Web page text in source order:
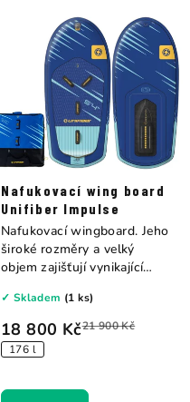
Nafukovací wing board
Unifiber Impulse
18 800 Kč21 900 Kč
176 l
✓ Skladem (1 ks)
Nafukovací wingboard. Jeho
široké rozměry a velký
objem zajišťují vynikající